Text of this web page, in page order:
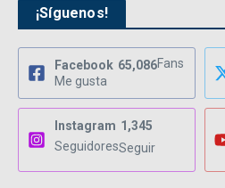
¡Síguenos!
Facebook 65,086Fans
Me gusta
Instagram 1,345
SeguidoresSeguir